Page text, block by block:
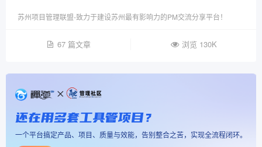
苏州项目管理联盟-致力于建设苏州最有影响力的PM交流分享平台！
67 篇文章 浏览 130K
还在用多套工具管项目？
一个平台搞定产品、项目、质量与效能，告别整合之苦，实现全流程闭环。